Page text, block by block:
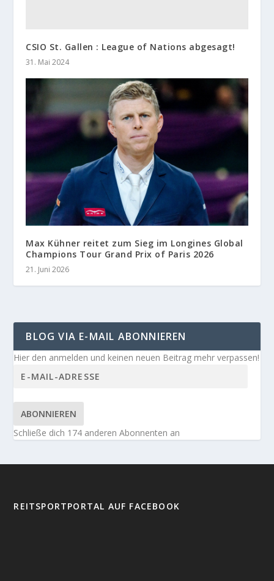
CSIO St. Gallen : League of Nations abgesagt!
31. Mai 2024
Max Kühner reitet zum Sieg im Longines Global
Champions Tour Grand Prix of Paris 2026
21. Juni 2026
BLOG VIA E-MAIL ABONNIEREN
Hier den anmelden und keinen neuen Beitrag mehr verpassen!
ABONNIEREN
Schließe dich 174 anderen Abonnenten an
REITSPORTPORTAL AUF FACEBOOK